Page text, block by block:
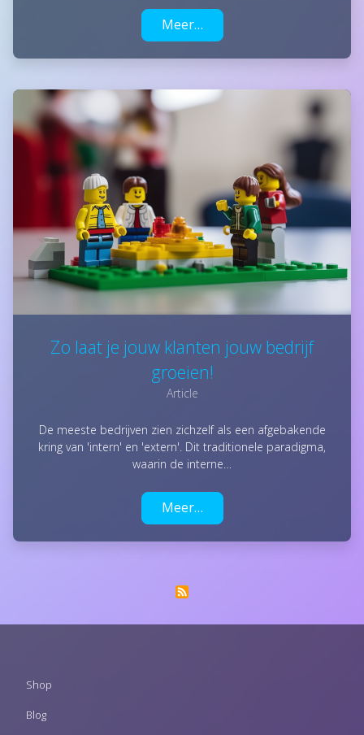
Meer…
Zo laat je jouw klanten jouw bedrijf
groeien!
Article
De meeste bedrijven zien zichzelf als een afgebakende
kring van 'intern' en 'extern'. Dit traditionele paradigma,
waarin de interne…
Meer…
Footer
Shop
Blog